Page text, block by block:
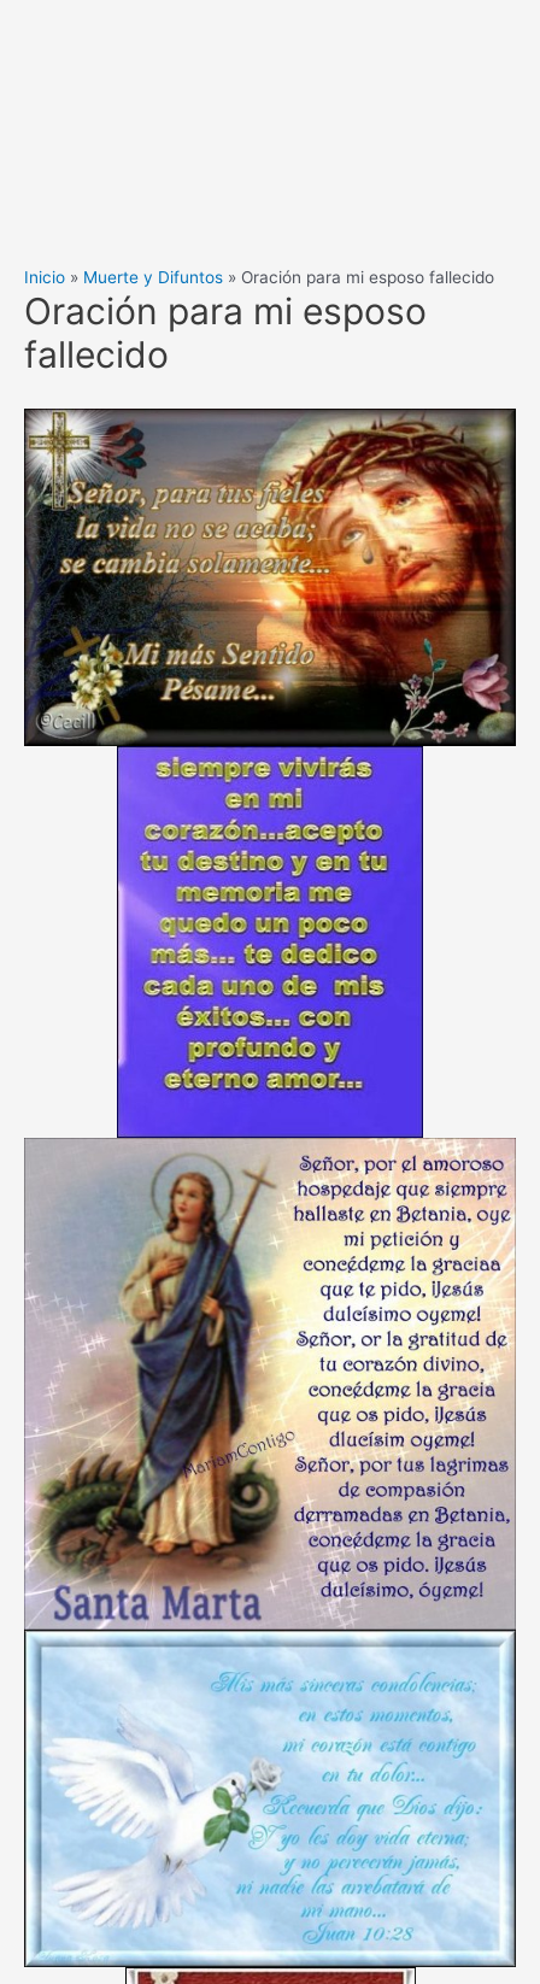
Inicio Muerte y Difuntos Oración para mi esposo fallecido
Oración para mi esposo
fallecido